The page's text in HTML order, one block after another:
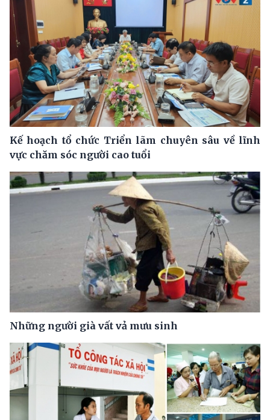
Kế hoạch tổ chức Triển lãm chuyên sâu về lĩnh
vực chăm sóc người cao tuổi
Những người già vất vả mưu sinh